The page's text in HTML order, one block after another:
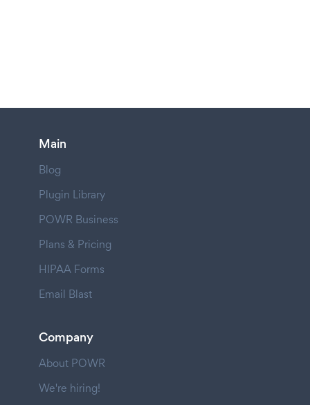
Main
Blog
Plugin Library
POWR Business
Plans & Pricing
HIPAA Forms
Email Blast
Company
About POWR
We're hiring!